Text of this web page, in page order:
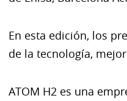
En esta edición, los
de la tecnología,
ATOM H2 es una